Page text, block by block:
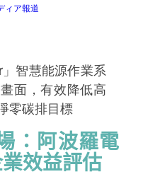
ィア報道
智慧能源作業系
面，有效降低高
零碳排目標
：阿波羅電
效益評估